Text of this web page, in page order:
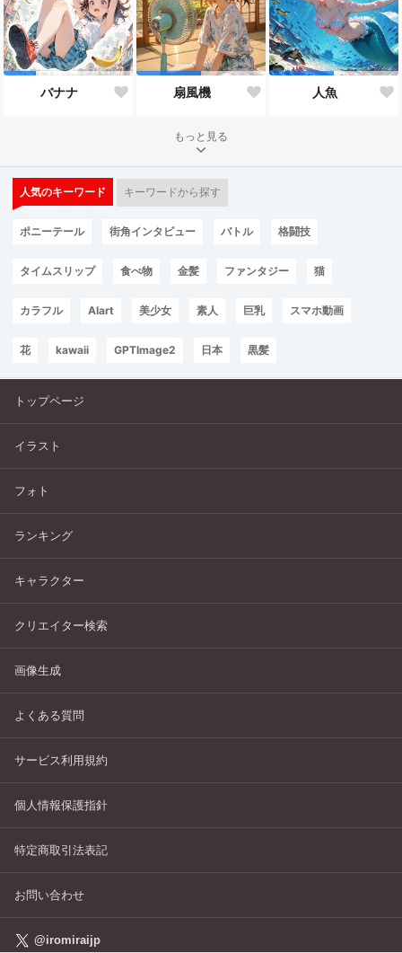
バナナ 扇風機 人魚
もっと見る
人気のキーワード キーワードから探す
ポニーテール 街角インタビュー バトル 格闘技
タイムスリップ 食べ物 金髪 ファンタジー 猫
カラフル AIart 美少女 素人 巨乳 スマホ動画
花 kawaii GPTImage2 日本 黒髪
トップページ
イラスト
フォト
ランキング
キャラクター
クリエイター検索
画像生成
よくある質問
サービス利用規約
個人情報保護指針
特定商取引法表記
お問い合わせ
@iromiraijp